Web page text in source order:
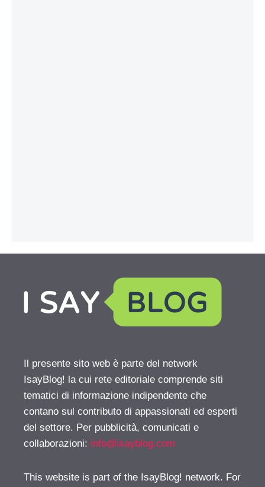
Il presente sito web è parte del network
IsayBlog! la cui rete editoriale comprende siti
tematici di informazione indipendente che
contano sul contributo di appassionati ed esperti
del settore. Per pubblicità, comunicati e
collaborazioni: info@isayblog.com
This website is part of the IsayBlog! network. For